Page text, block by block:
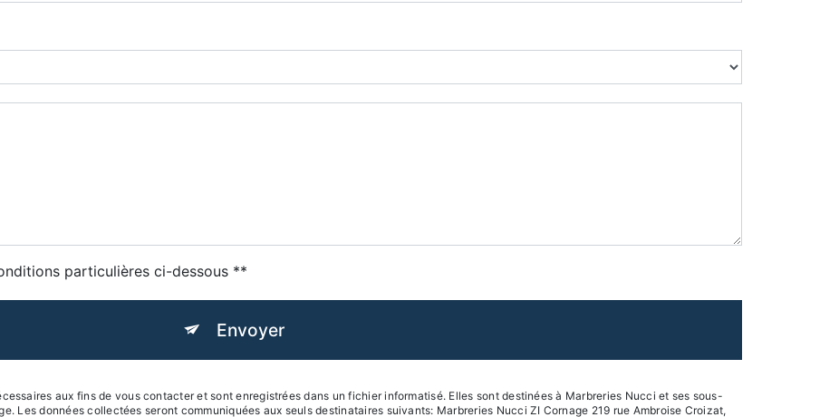
particulières ci-dessous **
Envoyer
aux fins de vous contacter et sont enregistrées dans un fichier informatisé. Elles sont destinées à Marbreries Nucci et ses sous-
Les données collectées seront communiquées aux seuls destinataires suivants: Marbreries Nucci ZI Cornage 219 rue Ambroise Croizat,